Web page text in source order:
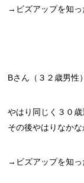
→ビズアップを知っ
Bさん（３２歳男性）
やはり同じく３０歳
その後やはりなか
→ビズアップを知っ